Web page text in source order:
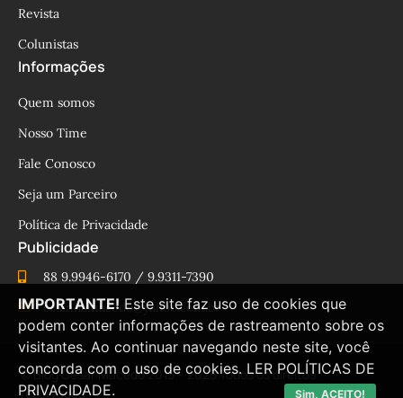
Revista
Colunistas
Informações
Quem somos
Nosso Time
Fale Conosco
Seja um Parceiro
Política de Privacidade
Publicidade
88 9.9946-6170 / 9.9311-7390
cesinhamacedo@yahoo.com.br
© Blog César Macêdo 2015 – 2025 Todos os direitos
reservados.
IMPORTANTE! Este site faz uso de cookies que
podem conter informações de rastreamento sobre os
visitantes. Ao continuar navegando neste site, você
concorda com o uso de cookies. LER POLÍTICAS DE
PRIVACIDADE.
Sim, ACEITO!